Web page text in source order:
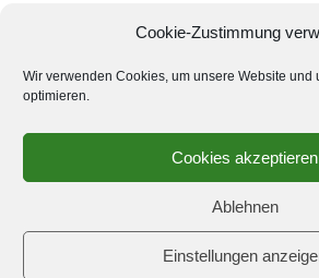
Cookie-Zustimmung
Wir verwenden Cookies, um unsere Website und
optimieren.
Cookies akzeptieren
Ablehnen
Einstellungen